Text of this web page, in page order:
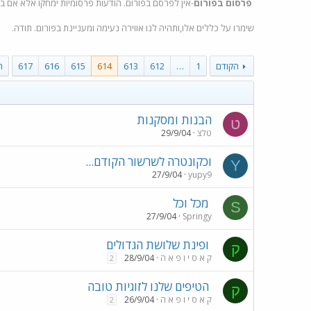
פרסום בפורום-אין לפרסם בפורום. הודעות פרסומיות ימחקו אלא אם
שימרו על כללים אלו,ותהיה לנו אווירה נעימה ומעניינת בפורום. תודה.
הקודם 1
…
612
613
614
615
616
617
ט הבנות ומסקנות
טלצ 29/9/04
Y וכקונטרה לשרשור הקודם...
yupy9
27/9/04
S מכל וכל
Springy
27/9/04
ק ופינת שלושת הגדולים
ק א ס י ו פ א ה 28/9/04
2
ק הטיפים שלנו לזוגיות טובה
ק א ס י ו פ א ה 26/9/04
2